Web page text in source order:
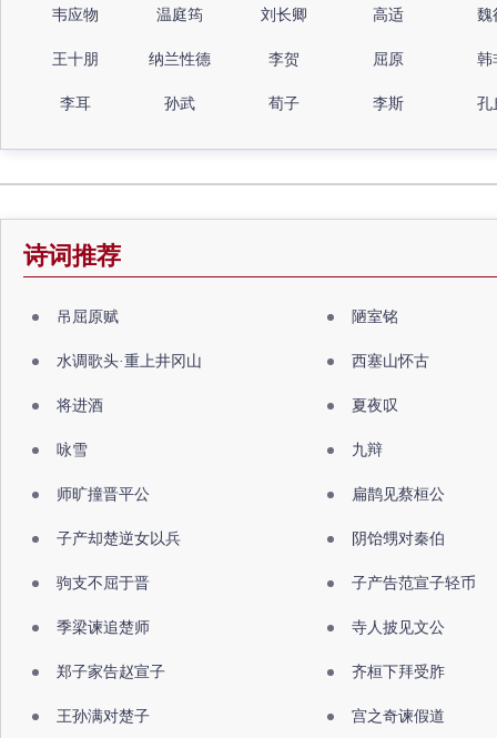
韦应物 温庭筠 刘长卿 高适 魏
王十朋 纳兰性德 李贺 屈原 韩
李耳 孙武 荀子 李斯 孔
诗词推荐
吊屈原赋 陋室铭
水调歌头·重上井冈山 西塞山怀古
将进酒 夏夜叹
咏雪 九辩
师旷撞晋平公 扁鹊见蔡桓公
子产却楚逆女以兵 阴饴甥对秦伯
驹支不屈于晋 子产告范宣子轻币
季梁谏追楚师 寺人披见文公
郑子家告赵宣子 齐桓下拜受胙
王孙满对楚子 宫之奇谏假道